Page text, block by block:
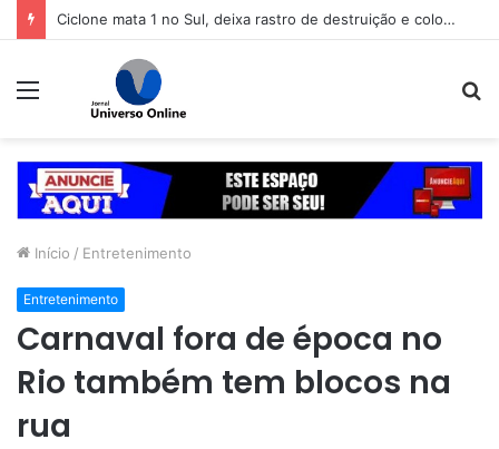
Ciclone mata 1 no Sul, deixa rastro de destruição e coloca 11 estados em alerta
Menu
Início / Entretenimento
Entretenimento
Carnaval fora de época no
Rio também tem blocos na
rua